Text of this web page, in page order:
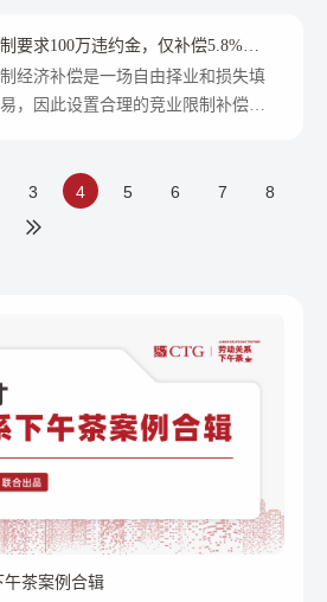
薪酬等信息。 发出offer，即单方发
候选人建立劳动关系的一种意思表
用人单位产生了法律约束。 Offer
要求100万违约金，仅补偿5.8%的
院支持吗？
经济补偿是一场自由择业和损失填
，因此设置合理的竞业限制补偿标
者就业的影响，企业不仅可以达到保
秘密的法律效果，也有助于减少诉讼
3 4 5 6 7
8
午茶案例合辑